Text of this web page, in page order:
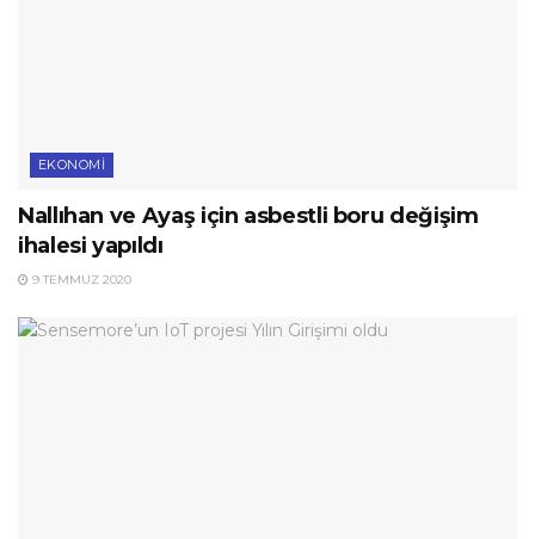
EKONOMI
Nallıhan ve Ayaş için asbestli boru değişim
ihalesi yapıldı
9 TEMMUZ 2020